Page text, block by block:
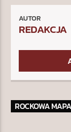
AUTOR
REDAKCJA
ROCKOWA